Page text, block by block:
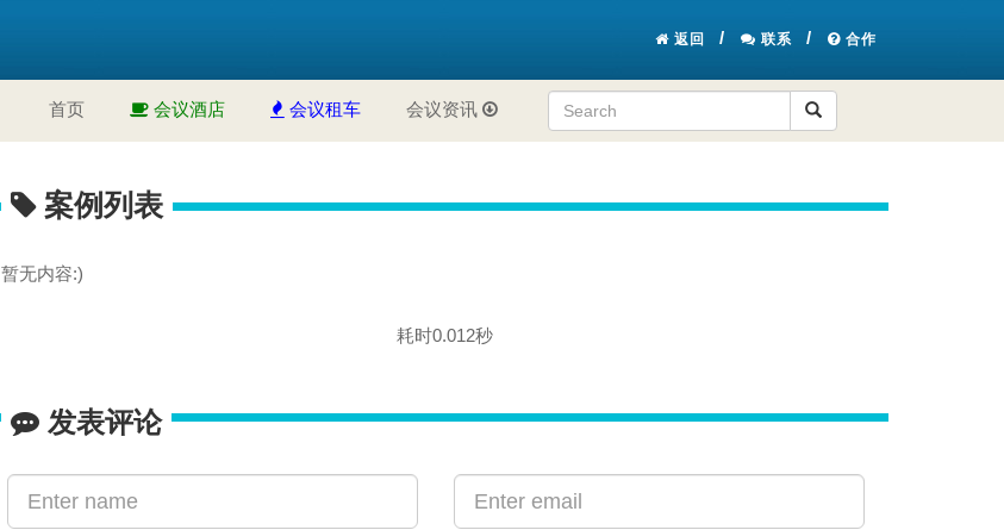
返回 联系 合作
首页 会议酒店 会议租车 会议资讯
案例列表
暂无内容:)
耗时0.012秒
发表评论